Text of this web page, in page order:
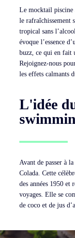
Le mocktail piscine
le rafraîchissement
tropical sans
évoque l’essence
buzz, ce qui en fait
Rejoignez-nous
les effets calmants
L'idée
Avant de passer à
Colada. Cette
des années 1950 et
voyages. Elle se
de coco et de jus